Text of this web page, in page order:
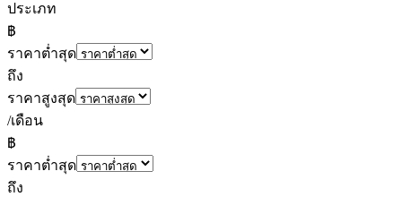
ประเภท
฿
ราคาต่ำสุด
ถึง
ราคาสูงสุด
/เดือน
฿
ราคาต่ำสุด
ถึง